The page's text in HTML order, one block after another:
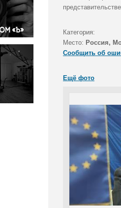
Категория:
Место: Россия,
Сообщить об
Ещё фото